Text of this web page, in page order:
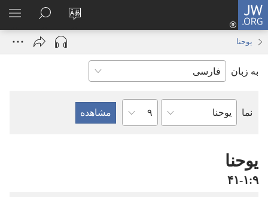
JW.ORG
زبان
سایت
را
ورود
باز
JW.ORG
جستجو
یوحنا
به زبان
نما
کتاب
مقدّس
فصل
یوحنا
۹‏:‏۱‏-‏۴۱